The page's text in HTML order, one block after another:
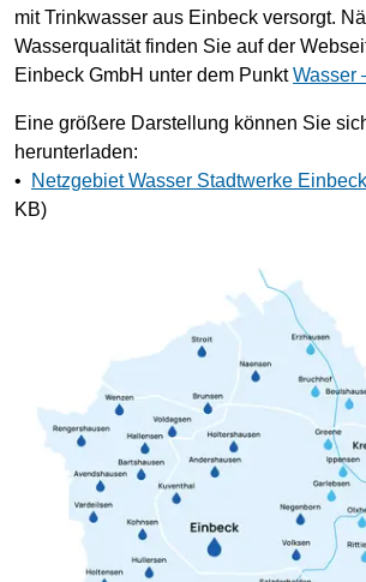
mit Trinkwasser aus Einbeck versorgt.
Wasserqualität finden Sie auf der
Einbeck GmbH unter dem PunktWasser
Eine größere Darstellung können Sie
herunterladen:
•
Netzgebiet Wasser Stadtwerke Einbeck
KB)